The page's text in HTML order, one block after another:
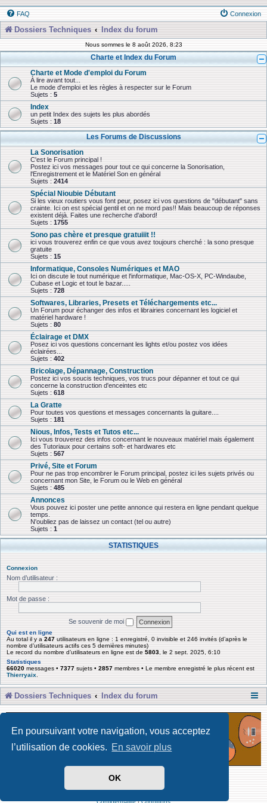
En poursuivant votre navigation, vous acceptez
l’utilisation de cookies. En savoir plus
OK
FAQ Connexion
Dossiers Techniques Index du forum
Nous sommes le 8 août 2026, 8:23
Charte et Index du Forum
Charte et Mode d'emploi du Forum
À lire avant tout...
Le mode d'emploi et les règles à respecter sur le Forum
Sujets : 5
Index
un petit Index des sujets les plus abordés
Sujets : 18
Les Forums de Discussions
La Sonorisation
C'est le Forum principal !
Postez ici vos messages pour tout ce qui concerne la Sonorisation,
l'Enregistrement et le Matériel Son en général
Sujets : 2414
Spécial Nioubie Débutant
Si les vieux routiers vous font peur, posez ici vos questions de "débutant" sans
crainte. Ici on est spécial gentil et on ne mord pas!! Mais beaucoup de réponses
existent déjà. Faites une recherche d'abord!
Sujets : 1755
Sono pas chère et presque gratuiiit !!
ici vous trouverez enfin ce que vous avez toujours cherché : la sono presque
gratuite
Sujets : 15
Informatique, Consoles Numériques et MAO
Ici on discute le tout numérique et l'informatique, Mac-OS-X, PC-Windaube,
Cubase et Logic et tout le bazar.....
Sujets : 728
Softwares, Libraries, Presets et Téléchargements etc...
Un Forum pour échanger des infos et librairies concernant les logiciel et
matériel hardware !
Sujets : 80
Éclairage et DMX
Posez ici vos questions concernant les lights et/ou postez vos idées
éclairées...
Sujets : 402
Bricolage, Dépannage, Construction
Postez ici vos soucis techniques, vos trucs pour dépanner et tout ce qui
concerne la construction d'enceintes etc
Sujets : 618
La Gratte
Pour toutes vos questions et messages concernants la guitare....
Sujets : 181
Nious, Infos, Tests et Tutos etc...
Ici vous trouverez des infos concernant le nouveaux matériel mais également
des Tutoriaux pour certains soft- et hardwares etc
Sujets : 567
Privé, Site et Forum
Pour ne pas trop encombrer le Forum principal, postez ici les sujets privés ou
concernant mon Site, le Forum ou le Web en général
Sujets : 485
Annonces
Vous pouvez ici poster une petite annonce qui restera en ligne pendant quelque
temps.
N'oubliez pas de laissez un contact (tel ou autre)
Sujets : 1
STATISTIQUES
Connexion
Nom d’utilisateur :
Mot de passe :
Se souvenir de moi
Qui est en ligne
Au total il y a 247 utilisateurs en ligne : 1 enregistré, 0 invisible et 246 invités (d’après le
nombre d’utilisateurs actifs ces 5 dernières minutes)
Le record du nombre d’utilisateurs en ligne est de 5803 , le 2 sept. 2025, 6:10
Statistiques
66020 messages • 7377 sujets • 2857 membres • Le membre enregistré le plus récent est
Thierryaix
Dossiers Techniques Index du forum
Développé par Forum Software © phpBB Limited
Traduit par phpBB-fr
Confidentialité|Conditions